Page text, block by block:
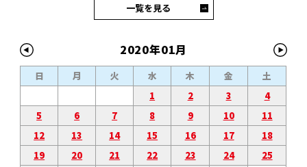
一覧を見る
2020年01月
日 月 火 水 木 金
土
1
2 3
4
5
6 7 8 9 10
11
12
13 14 15 16 17
18
19
20 21 22 23 24
25